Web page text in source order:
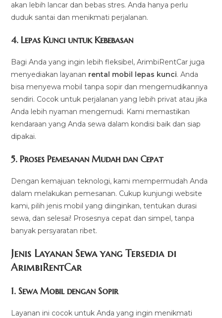
akan lebih lancar dan bebas stres. Anda hanya perlu
duduk santai dan menikmati perjalanan.
4.Lepas Kunci untuk Kebebasan
Bagi Anda yang ingin lebih fleksibel, ArimbiRentCar juga
menyediakan layanan rental mobil lepas kunci. Anda
bisa menyewa mobil tanpa sopir dan mengemudikannya
sendiri. Cocok untuk perjalanan yang lebih privat atau jika
Anda lebih nyaman mengemudi. Kami memastikan
kendaraan yang Anda sewa dalam kondisi baik dan siap
dipakai.
5.Proses Pemesanan Mudah dan Cepat
Dengan kemajuan teknologi, kami mempermudah Anda
dalam melakukan pemesanan. Cukup kunjungi website
kami, pilih jenis mobil yang diinginkan, tentukan durasi
sewa, dan selesai! Prosesnya cepat dan simpel, tanpa
banyak persyaratan ribet.
Jenis Layanan Sewa yang Tersedia di
ArimbiRentCar
1.Sewa Mobil dengan Sopir
Layanan ini cocok untuk Anda yang ingin menikmati